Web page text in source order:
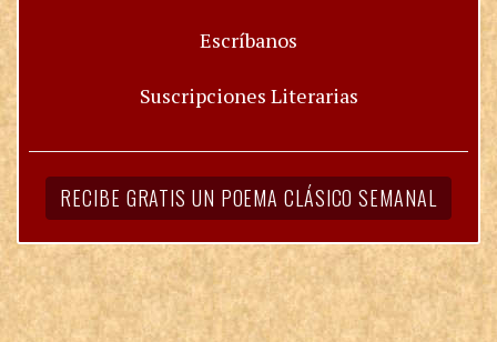
Escríbanos
Suscripciones Literarias
RECIBE GRATIS UN POEMA CLÁSICO SEMANAL